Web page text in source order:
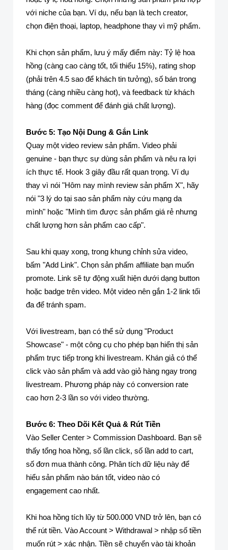
với niche của bạn. Ví dụ, nếu bạn là tech creator,
chọn điện thoại, laptop, headphone thay vì mỹ phẩm.
Khi chọn sản phẩm, lưu ý mấy điểm này: Tỷ lệ hoa
hồng (càng cao càng tốt, tối thiểu 15%), rating shop
(phải trên 4.5 sao để khách tin tưởng), số bán trong
tháng (càng nhiều càng hot), và feedback từ khách
hàng (đọc comment để đánh giá chất lượng).
Bước 5: Tạo Nội Dung & Gắn Link
Quay một video review sản phẩm. Video phải
genuine - bạn thực sự dùng sản phẩm và nêu ra lợi
ích thực tế. Hook 3 giây đầu rất quan trọng. Ví dụ
thay vì nói "Hôm nay mình review sản phẩm X", hãy
nói "3 lý do tại sao sản phẩm này cứu mạng da
mình" hoặc "Mình tìm được sản phẩm giá rẻ nhưng
chất lượng hơn sản phẩm cao cấp".
Sau khi quay xong, trong khung chỉnh sửa video,
bấm "Add Link". Chọn sản phẩm affiliate bạn muốn
promote. Link sẽ tự động xuất hiện dưới dạng button
hoặc badge trên video. Một video nên gắn 1-2 link tối
đa để tránh spam.
Với livestream, bạn có thể sử dụng "Product
Showcase" - một công cụ cho phép bạn hiển thị sản
phẩm trực tiếp trong khi livestream. Khán giả có thể
click vào sản phẩm và add vào giỏ hàng ngay trong
livestream. Phương pháp này có conversion rate
cao hơn 2-3 lần so với video thường.
Bước 6: Theo Dõi Kết Quả & Rút Tiền
Vào Seller Center > Commission Dashboard. Bạn sẽ
thấy tổng hoa hồng, số lần click, số lần add to cart,
số đơn mua thành công. Phân tích dữ liệu này để
hiểu sản phẩm nào bán tốt, video nào có
engagement cao nhất.
Khi hoa hồng tích lũy từ 500.000 VND trở lên, bạn có
thể rút tiền. Vào Account > Withdrawal > nhập số tiền
muốn rút > xác nhận. Tiền sẽ chuyển vào tài khoản